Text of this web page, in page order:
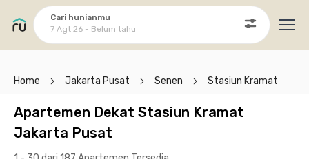
Cari hunianmu
7 Agt 26 - Belum tahu
Home Jakarta Pusat Senen Stasiun Kramat
Apartemen Dekat Stasiun Kramat
Jakarta Pusat